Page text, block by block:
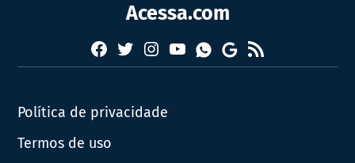
Acessa.com
Facebook
TwitterInstagram
YouTubeWhatsapp
Google
News
RSS
Política de privacidade
Termos de uso